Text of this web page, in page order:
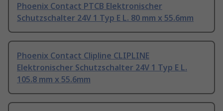
Phoenix Contact PTCB Elektronischer
Schutzschalter 24V 1 Typ E L. 80 mm x 55.6mm
Phoenix Contact Clipline CLIPLINE
Elektronischer Schutzschalter 24V 1 Typ E L.
105.8 mm x 55.6mm